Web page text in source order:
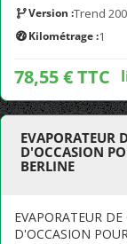
Version :Trend
Kilométrage :1
78,55 € TTC
EVAPORATEUR
D'OCCASION
BERLINE
EVAPORATEUR
D'OCCASION